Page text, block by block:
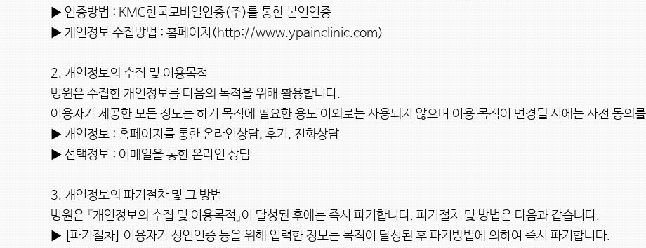
▶ 인증방법 : KMC한국모바일인증(주)를 통한 본인인증
▶ 개인정보 수집방법 : 홈페이지(http://www.ypainclinic.com)
2. 개인정보의 수집 및 이용목적
병원은 수집한 개인정보를 다음의 목적을 위해 활용합니다.
이용자가 제공한 모든 정보는 하기 목적에 필요한 용도 이외로는 사용되지 않으며 이용 목적이 변경될 시에는 사전 동의
▶ 개인정보 : 홈페이지를 통한 온라인상담, 후기, 전화상담
▶ 선택정보 : 이메일을 통한 온라인 상담
3. 개인정보의 파기절차 및 그 방법
병원은 『개인정보의 수집 및 이용목적』이 달성된 후에는 즉시 파기합니다. 파기절차 및 방법은 다음과 같습니다.
▶ [파기절차] 이용자가 성인인증 등을 위해 입력한 정보는 목적이 달성된 후 파기방법에 의하여 즉시 파기합니다.